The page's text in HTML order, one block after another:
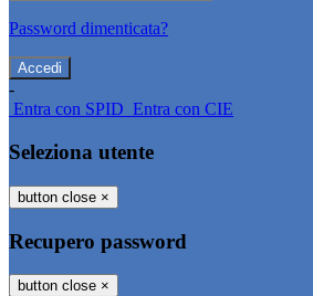
Password dimenticata?
-
Entra con SPID Entra con CIE
Seleziona utente
button close ×
Recupero password
button close ×